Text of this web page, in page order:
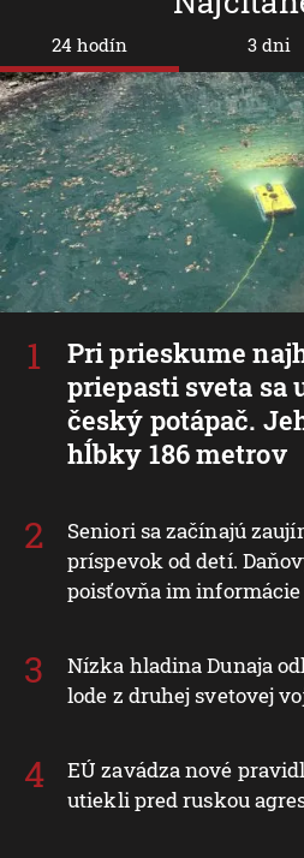
24 hodín
Pri prieskume
priepasti sveta sa
český potápač.
hĺbky 186 metrov
Seniori sa začínajú
príspevok od detí.
poisťovňa im
Nízka hladina Dunaja
lode z druhej svetovej
EÚ zavádza nové
utiekli pred ruskou
3 dni